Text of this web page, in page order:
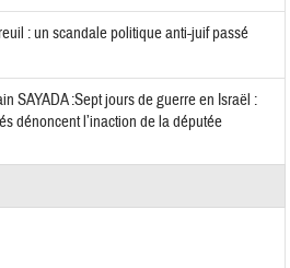
: un scandale politique anti-juif passé
SAYADA :Sept jours de guerre en Israël :
dénoncent l’inaction de la députée